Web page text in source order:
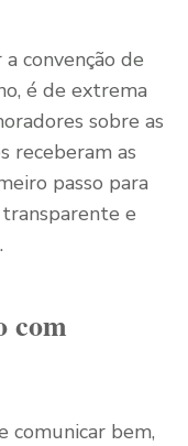
convenção de
é de extrema
sobre as
receberam as
passo para
e
com
comunicar bem,